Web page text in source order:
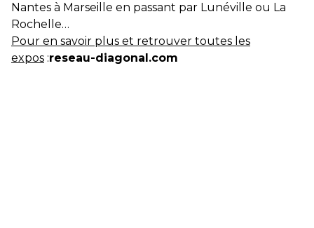
Nantes à Marseille en passant par Lunéville ou La
Rochelle…
Pour en savoir plus et retrouver toutes les
expos :reseau-diagonal.com